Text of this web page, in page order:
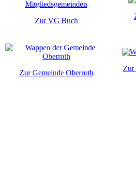
Zur VG Buch
Zur Gemeinde Oberroth
Zur